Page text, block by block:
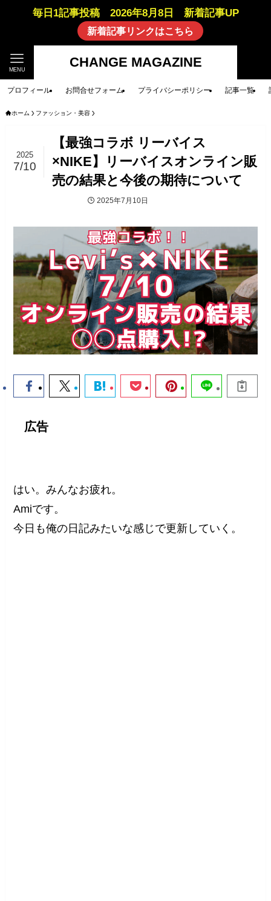
毎日1記事投稿 2026年8月8日 新着記事UP
新着記事リンクはこちら
CHANGE MAGAZINE
MENU
プロフィール お問合せフォーム プライバシーポリシー 記事一覧
ホーム ファッション・美容
【最強コラボ リーバイス
×NIKE】リーバイスオンライン販
売の結果と今後の期待について
2025
7/10
2025年7月10日
広告
はい。みんなお疲れ。
Amiです。
今日も俺の日記みたいな感じで更新していく。